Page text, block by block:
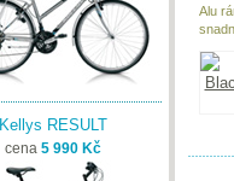
Kellys RESULT
cena 5 990 Kč
Alu